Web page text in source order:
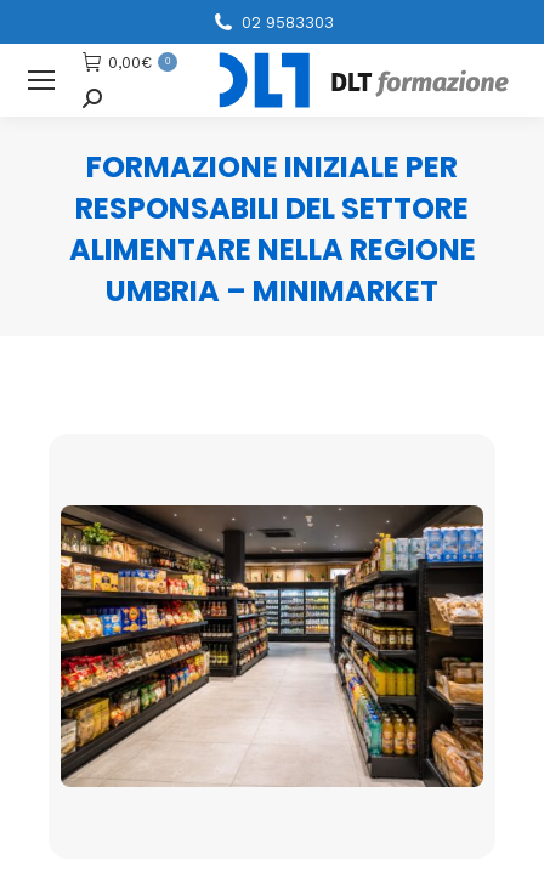
02 9583303
0,00€ 0
Cerca
FORMAZIONE INIZIALE PER
RESPONSABILI DEL SETTORE
ALIMENTARE NELLA REGIONE
UMBRIA – MINIMARKET